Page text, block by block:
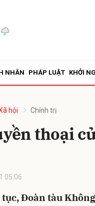
NHÂN PHÁP LUẬT KHỞI
hội Chính trị
thoại
05:06
Đoàn tàu